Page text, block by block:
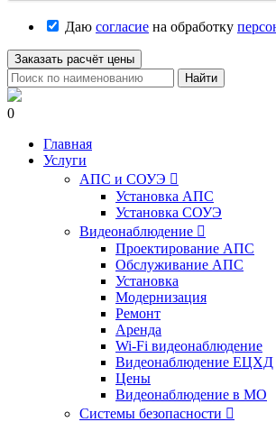
Даю согласие на обработку
Заказать расчёт цены
Найти
0
Главная
Услуги
АПС и СОУЭ 
Установка АПС
Установка СОУЭ
Видеонаблюдение 
Проектирование АПС
Обслуживание АПС
Установка
Модернизация
Ремонт
Аренда
Wi-Fi видеонаблюдение
Видеонаблюдение ЕЦХД
Цены
Видеонаблюдение в МО
Системы безопасности 